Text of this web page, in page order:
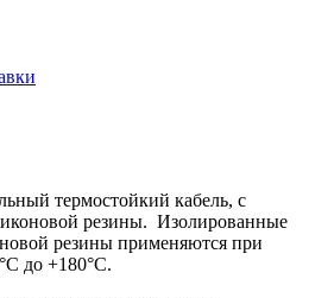
термостойкий кабель, с
резины. Изолированные
резины применяются при
до +180°C.